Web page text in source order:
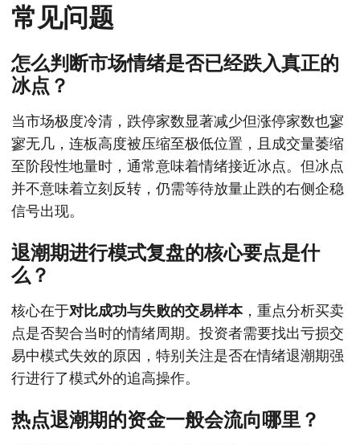
常见问题
怎么判断市场情绪是否已经跌入真正的
冰点？
当市场极度冷清，跌停家数显著减少但涨停家数也寥
寥无几，连板高度被压缩至极低位置，且成交量萎缩
至阶段性地量时，通常意味着情绪接近冰点。但冰点
并不意味着立刻反转，仍需等待放量止跌的右侧企稳
信号出现。
退潮期进行模式复盘的核心要点是什
么？
核心在于对比成功与失败的交易样本，重点分析买卖
点是否契合当时的情绪周期。投资者需要找出亏损交
易中模式失效的原因，特别关注是否在情绪退潮期强
行进行了模式外的追高操作。
热点退潮期的资金一般会流向哪里？